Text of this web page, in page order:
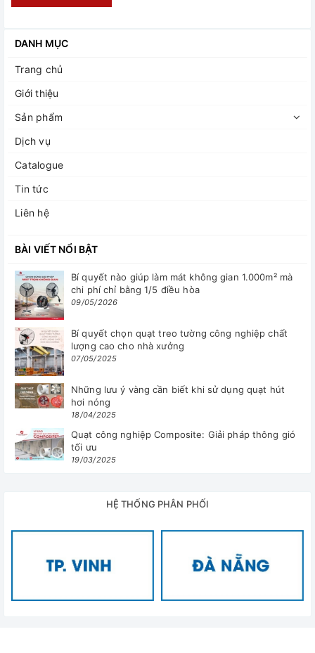
DANH MỤC
Trang chủ
Giới thiệu
Sản phẩm
Dịch vụ
Catalogue
Tin tức
Liên hệ
BÀI VIẾT NỔI BẬT
Bí quyết nào giúp làm mát không gian 1.000m² mà
chi phí chỉ bằng 1/5 điều hòa
09/05/2026
Bí quyết chọn quạt treo tường công nghiệp chất
lượng cao cho nhà xưởng
07/05/2025
Những lưu ý vàng cần biết khi sử dụng quạt hút
hơi nóng
18/04/2025
Quạt công nghiệp Composite: Giải pháp thông gió
tối ưu
19/03/2025
HỆ THỐNG PHÂN PHỐI